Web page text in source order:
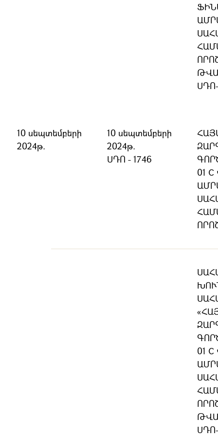
10 սեպտեմբերի
2024թ.
10 սեպտեմբերի
2024թ.
ՍԴՈ - 1746
01
01